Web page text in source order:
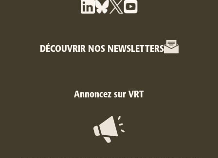
DÉCOUVRIR NOS NEWSLETTERS
Annoncez sur VRT